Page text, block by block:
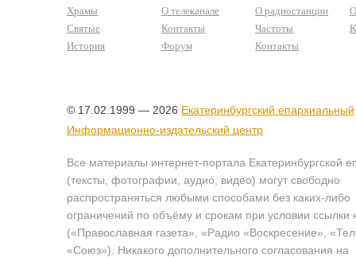
Храмы
Святые
История
О телеканале
Контакты
Форум
О радиостанции
Частоты
Контакты
© 17.02.1999 — 2026 Екатеринбургский епархиальный
Информационно-издательский центр
Все материалы интернет-портала Екатеринбургской
(тексты, фотографии, аудио, видео) могут свободно
распространяться любыми способами без каких-либо
ограничений по объёму и срокам при условии ссылки
(«Православная газета», «Радио «Воскресение»,
«Союз»). Никакого дополнительного согласования на